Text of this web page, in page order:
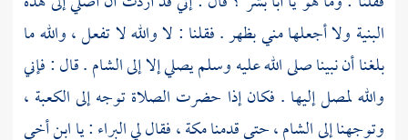
البنية ولا أجعلها مني بظهر . فقلنا : لا والله لا تفعل ، والله ما
بلغنا أن نبينا صلى الله عليه وسلم يصلي إلا إلىالشام. قال : فإني
والله لمصل إليها . فكان إذا حضرت الصلاة توجه إلىالكعبة ،
وتوجهنا إلىالشام ،حتى قدمنامكة ،فقال ليالبراء: يا ابن أخي